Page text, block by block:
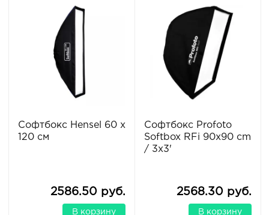
Софтбокс Hensel 60 x
120 см
2586.50 руб.
В корзину
Софтбокс Profoto
Softbox RFi 90x90 cm
/ 3x3'
2568.30 руб.
В корзину